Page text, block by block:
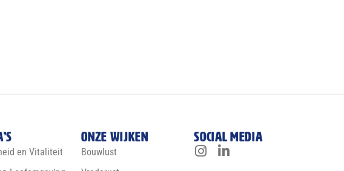
en Vitaliteit
Onze wijken
Bouwlust
Social media